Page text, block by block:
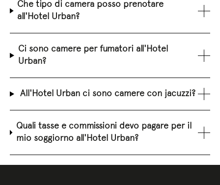
Che tipo di camera posso prenotare
all'Hotel Urban?
Ci sono camere per fumatori all'Hotel
Urban?
All'Hotel Urban ci sono camere con jacuzzi?
Quali tasse e commissioni devo pagare per il
mio soggiorno all'Hotel Urban?